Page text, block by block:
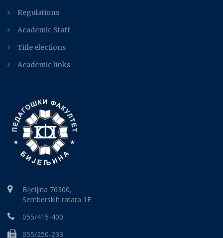
Regulations
Academic Staff
Title elections
Academic links
Bijeljina 76300,
Semberskih ratara 1E
055/415-400
055/250-233